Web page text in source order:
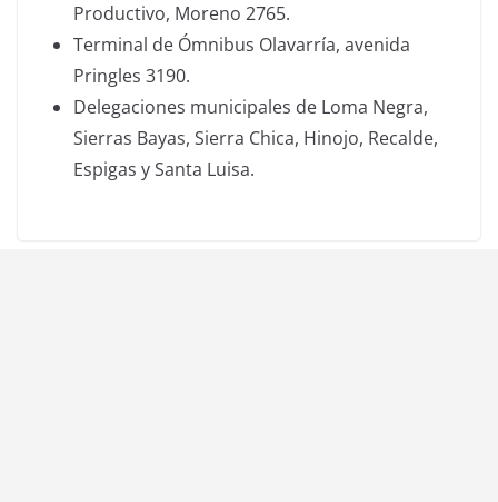
Productivo, Moreno 2765.
Terminal de Ómnibus Olavarría, avenida
Pringles 3190.
Delegaciones municipales de Loma Negra,
Sierras Bayas, Sierra Chica, Hinojo, Recalde,
Espigas y Santa Luisa.